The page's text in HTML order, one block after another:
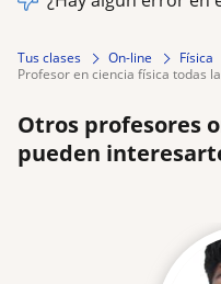
Tus clases On-line
Física
profesor en ciencia física todas
Otros profesores
pueden